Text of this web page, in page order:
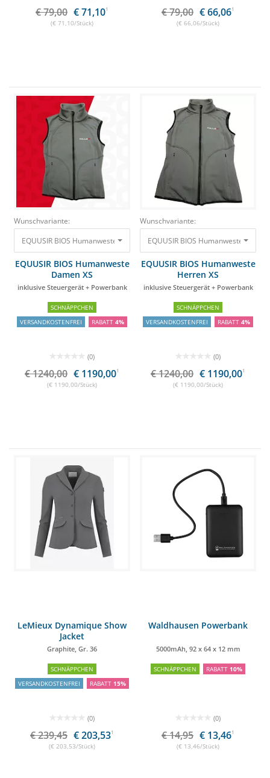
€ 79,00 € 71,101
(€ 71,10/Stück)
€ 79,00 € 66,061
(€ 66,06/Stück)
Wunschvariante:
EQUUSIR BIOS Humanweste Damen XS inklusive Steuergerät +
EQUUSIR BIOS Humanweste
Damen XS
inklusive Steuergerät + Powerbank
SCHNÄPPCHEN
VERSANDKOSTENFREI
RABATT 4%
(0)
€ 1240,00 € 1190,001
(€ 1190,00/Stück)
Wunschvariante:
EQUUSIR BIOS Humanweste
EQUUSIR BIOS Humanweste
Herren XS
inklusive Steuergerät + Powerbank
SCHNÄPPCHEN
VERSANDKOSTENFREI
RABATT 4%
(0)
€ 1240,00 € 1190,001
(€ 1190,00/Stück)
LeMieux Dynamique Show
Jacket
Graphite, Gr. 36
SCHNÄPPCHEN
VERSANDKOSTENFREI
RABATT 15%
(0)
€ 239,45 € 203,531
(€ 203,53/Stück)
Waldhausen Powerbank
5000mAh, 92 x 64 x 12 mm
SCHNÄPPCHEN RABATT 10%
(0)
€ 14,95 € 13,461
(€ 13,46/Stück)